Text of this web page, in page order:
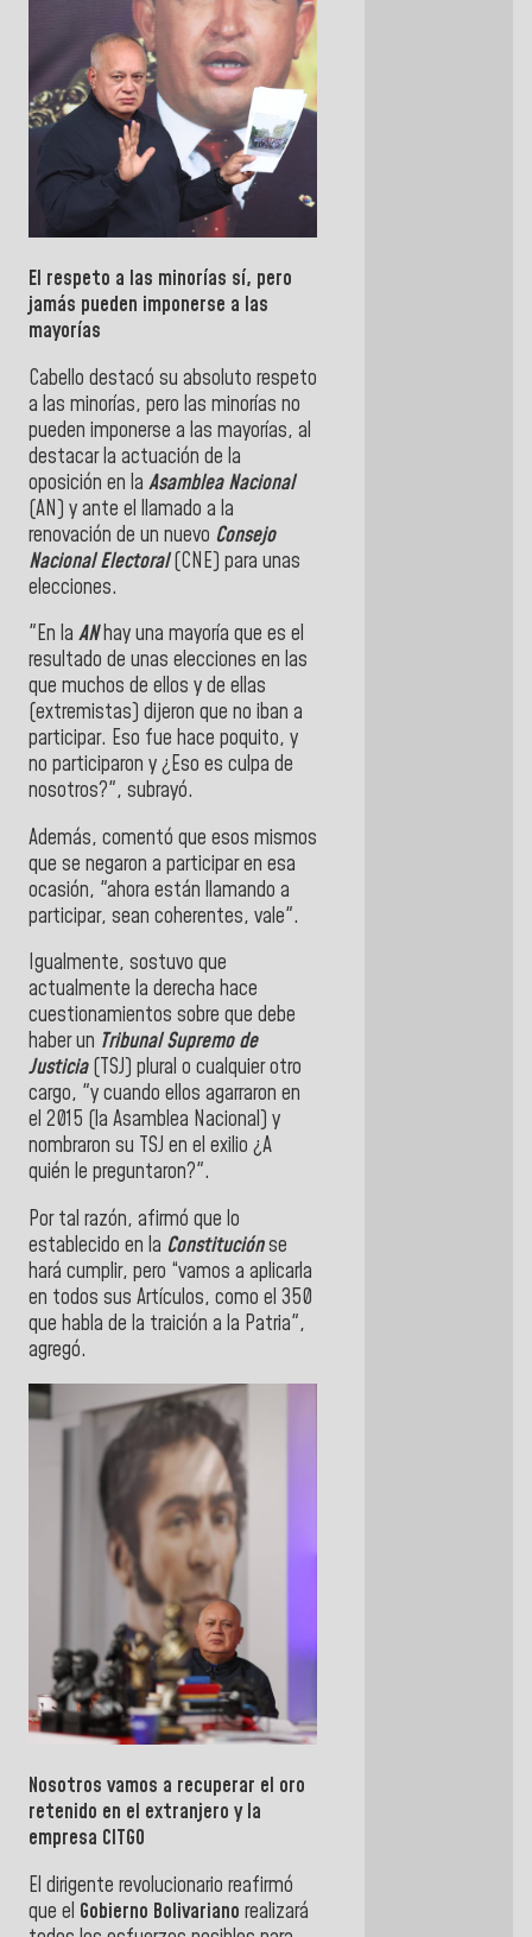
El respeto a las minorías sí, pero
jamás pueden imponerse a las
mayorías
Cabello destacó su absoluto respeto
a las minorías, pero las minorías no
pueden imponerse a las mayorías, al
destacar la actuación de la
oposición en la Asamblea Nacional
(AN) y ante el llamado a la
renovación de un nuevo Consejo
Nacional Electoral(CNE) para unas
elecciones.
"En la ANhay una mayoría que es el
resultado de unas elecciones en las
que muchos de ellos y de ellas
(extremistas) dijeron que no iban a
participar. Eso fue hace poquito, y
no participaron y ¿Eso es culpa de
nosotros?", subrayó.
Además, comentó que esos mismos
que se negaron a participar en esa
ocasión, "ahora están llamando a
participar, sean coherentes, vale".
Igualmente, sostuvo que
actualmente la derecha hace
cuestionamientos sobre que debe
haber un Tribunal Supremo de
Justicia(TSJ) plural o cualquier otro
cargo, "y cuando ellos agarraron en
el 2015 (la Asamblea Nacional) y
nombraron su TSJ en el exilio ¿A
quién le preguntaron?".
Por tal razón, afirmó que lo
establecido en la Constituciónse
hará cumplir, pero “vamos a aplicarla
en todos sus Artículos, como el 350
que habla de la traición a la Patria",
agregó.
Nosotros vamos a recuperar el oro
retenido en el extranjero y la
empresa CITGO
El dirigente revolucionario reafirmó
que el Gobierno Bolivariano realizará